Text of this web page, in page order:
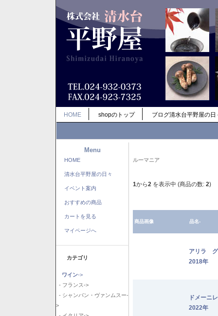
HOME shopのトップ ブログ清水台平野屋の日
Menu
HOME
清水台平野屋の日々
イベント案内
おすすめの商品
カートを見る
マイページへ
カテゴリ
ワイン->
- フランス->
- シャンパン・ヴァンムスー-
>
ルーマニア
1から2 を表示中 (商品の数: 2)
商品画像 品名-
アリラ
2018年
ドメー
2022年